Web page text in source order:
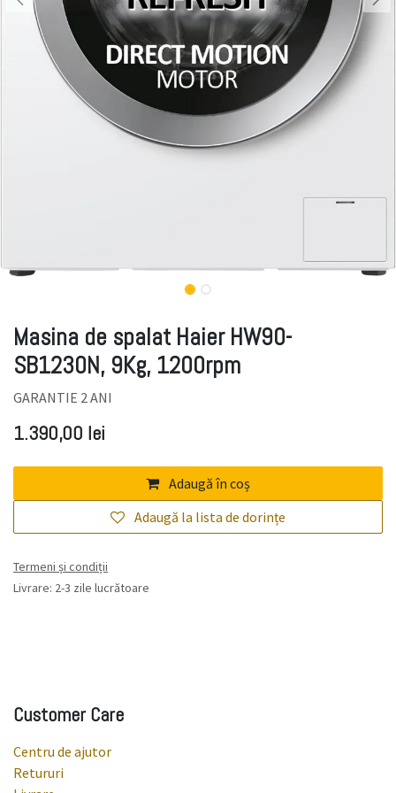
Masina de spalat Haier HW90-
SB1230N, 9Kg, 1200rpm
GARANTIE 2 ANI
1.390,00 lei
Adaugă în coș
Adaugă la lista de dorințe
Termeni și condiții
Livrare: 2-3 zile lucrătoare
Customer Care
Centru de ajutor
Retururi